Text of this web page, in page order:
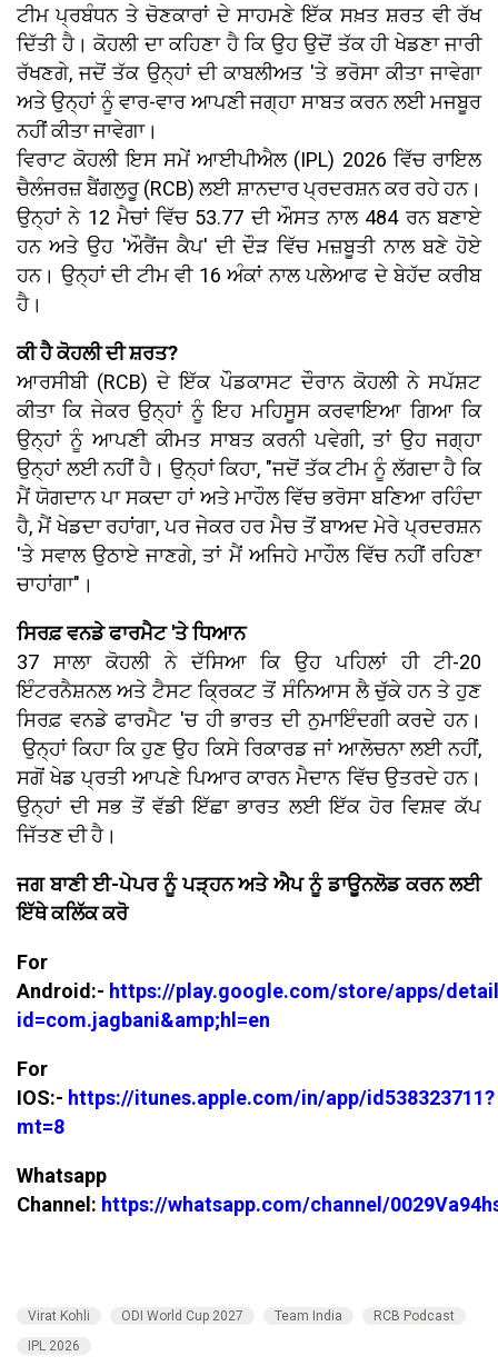
ਟੀਮ ਪ੍ਰਬੰਧਨ ਤੇ ਚੋਣਕਾਰਾਂ ਦੇ ਸਾਹਮਣੇ ਇੱਕ ਸਖ਼ਤ ਸ਼ਰਤ ਵੀ ਰੱਖ
ਦਿੱਤੀ ਹੈ। ਕੋਹਲੀ ਦਾ ਕਹਿਣਾ ਹੈ ਕਿ ਉਹ ਉਦੋਂ ਤੱਕ ਹੀ ਖੇਡਣਾ ਜਾਰੀ
ਰੱਖਣਗੇ, ਜਦੋਂ ਤੱਕ ਉਨ੍ਹਾਂ ਦੀ ਕਾਬਲੀਅਤ 'ਤੇ ਭਰੋਸਾ ਕੀਤਾ ਜਾਵੇਗਾ
ਅਤੇ ਉਨ੍ਹਾਂ ਨੂੰ ਵਾਰ-ਵਾਰ ਆਪਣੀ ਜਗ੍ਹਾ ਸਾਬਤ ਕਰਨ ਲਈ ਮਜਬੂਰ
ਨਹੀਂ ਕੀਤਾ ਜਾਵੇਗਾ।
ਵਿਰਾਟ ਕੋਹਲੀ ਇਸ ਸਮੇਂ ਆਈਪੀਐਲ (IPL) 2026 ਵਿੱਚ ਰਾਇਲ
ਚੈਲੰਜਰਜ਼ ਬੈਂਗਲੁਰੂ (RCB) ਲਈ ਸ਼ਾਨਦਾਰ ਪ੍ਰਦਰਸ਼ਨ ਕਰ ਰਹੇ ਹਨ।
ਉਨ੍ਹਾਂ ਨੇ 12 ਮੈਚਾਂ ਵਿੱਚ 53.77 ਦੀ ਔਸਤ ਨਾਲ 484 ਰਨ ਬਣਾਏ
ਹਨ ਅਤੇ ਉਹ 'ਔਰੈਂਜ ਕੈਪ' ਦੀ ਦੌੜ ਵਿੱਚ ਮਜ਼ਬੂਤੀ ਨਾਲ ਬਣੇ ਹੋਏ
ਹਨ। ਉਨ੍ਹਾਂ ਦੀ ਟੀਮ ਵੀ 16 ਅੰਕਾਂ ਨਾਲ ਪਲੇਆਫ ਦੇ ਬੇਹੱਦ ਕਰੀਬ
ਹੈ।
ਕੀ ਹੈ ਕੋਹਲੀ ਦੀ ਸ਼ਰਤ?
ਆਰਸੀਬੀ (RCB) ਦੇ ਇੱਕ ਪੌਡਕਾਸਟ ਦੌਰਾਨ ਕੋਹਲੀ ਨੇ ਸਪੱਸ਼ਟ
ਕੀਤਾ ਕਿ ਜੇਕਰ ਉਨ੍ਹਾਂ ਨੂੰ ਇਹ ਮਹਿਸੂਸ ਕਰਵਾਇਆ ਗਿਆ ਕਿ
ਉਨ੍ਹਾਂ ਨੂੰ ਆਪਣੀ ਕੀਮਤ ਸਾਬਤ ਕਰਨੀ ਪਵੇਗੀ, ਤਾਂ ਉਹ ਜਗ੍ਹਾ
ਉਨ੍ਹਾਂ ਲਈ ਨਹੀਂ ਹੈ। ਉਨ੍ਹਾਂ ਕਿਹਾ, "ਜਦੋਂ ਤੱਕ ਟੀਮ ਨੂੰ ਲੱਗਦਾ ਹੈ ਕਿ
ਮੈਂ ਯੋਗਦਾਨ ਪਾ ਸਕਦਾ ਹਾਂ ਅਤੇ ਮਾਹੌਲ ਵਿੱਚ ਭਰੋਸਾ ਬਣਿਆ ਰਹਿੰਦਾ
ਹੈ, ਮੈਂ ਖੇਡਦਾ ਰਹਾਂਗਾ, ਪਰ ਜੇਕਰ ਹਰ ਮੈਚ ਤੋਂ ਬਾਅਦ ਮੇਰੇ ਪ੍ਰਦਰਸ਼ਨ
'ਤੇ ਸਵਾਲ ਉਠਾਏ ਜਾਣਗੇ, ਤਾਂ ਮੈਂ ਅਜਿਹੇ ਮਾਹੌਲ ਵਿੱਚ ਨਹੀਂ ਰਹਿਣਾ
ਚਾਹਾਂਗਾ"।
ਸਿਰਫ਼ ਵਨਡੇ ਫਾਰਮੈਟ 'ਤੇ ਧਿਆਨ
37 ਸਾਲਾ ਕੋਹਲੀ ਨੇ ਦੱਸਿਆ ਕਿ ਉਹ ਪਹਿਲਾਂ ਹੀ ਟੀ-20
ਇੰਟਰਨੈਸ਼ਨਲ ਅਤੇ ਟੈਸਟ ਕ੍ਰਿਕਟ ਤੋਂ ਸੰਨਿਆਸ ਲੈ ਚੁੱਕੇ ਹਨ ਤੇ ਹੁਣ
ਸਿਰਫ਼ ਵਨਡੇ ਫਾਰਮੈਟ 'ਚ ਹੀ ਭਾਰਤ ਦੀ ਨੁਮਾਇੰਦਗੀ ਕਰਦੇ ਹਨ।
ਉਨ੍ਹਾਂ ਕਿਹਾ ਕਿ ਹੁਣ ਉਹ ਕਿਸੇ ਰਿਕਾਰਡ ਜਾਂ ਆਲੋਚਨਾ ਲਈ ਨਹੀਂ,
ਸਗੋਂ ਖੇਡ ਪ੍ਰਤੀ ਆਪਣੇ ਪਿਆਰ ਕਾਰਨ ਮੈਦਾਨ ਵਿੱਚ ਉਤਰਦੇ ਹਨ।
ਉਨ੍ਹਾਂ ਦੀ ਸਭ ਤੋਂ ਵੱਡੀ ਇੱਛਾ ਭਾਰਤ ਲਈ ਇੱਕ ਹੋਰ ਵਿਸ਼ਵ ਕੱਪ
ਜਿੱਤਣ ਦੀ ਹੈ।
ਜਗ ਬਾਣੀ ਈ-ਪੇਪਰ ਨੂੰ ਪੜ੍ਹਨ ਅਤੇ ਐਪ ਨੂੰ ਡਾਊਨਲੋਡ ਕਰਨ ਲਈ
ਇੱਥੇ ਕਲਿੱਕ ਕਰੋ
For
Android:- https://play.google.com/store/apps/
id=com.jagbani&amp;hl=en
For
IOS:- https://itunes.apple.com/in/app/id538323711?
mt=8
Whatsapp
Channel: https://whatsapp.com/channel/
Virat Kohli ODI World Cup 2027 Team India
RCB Podcast
IPL 2026